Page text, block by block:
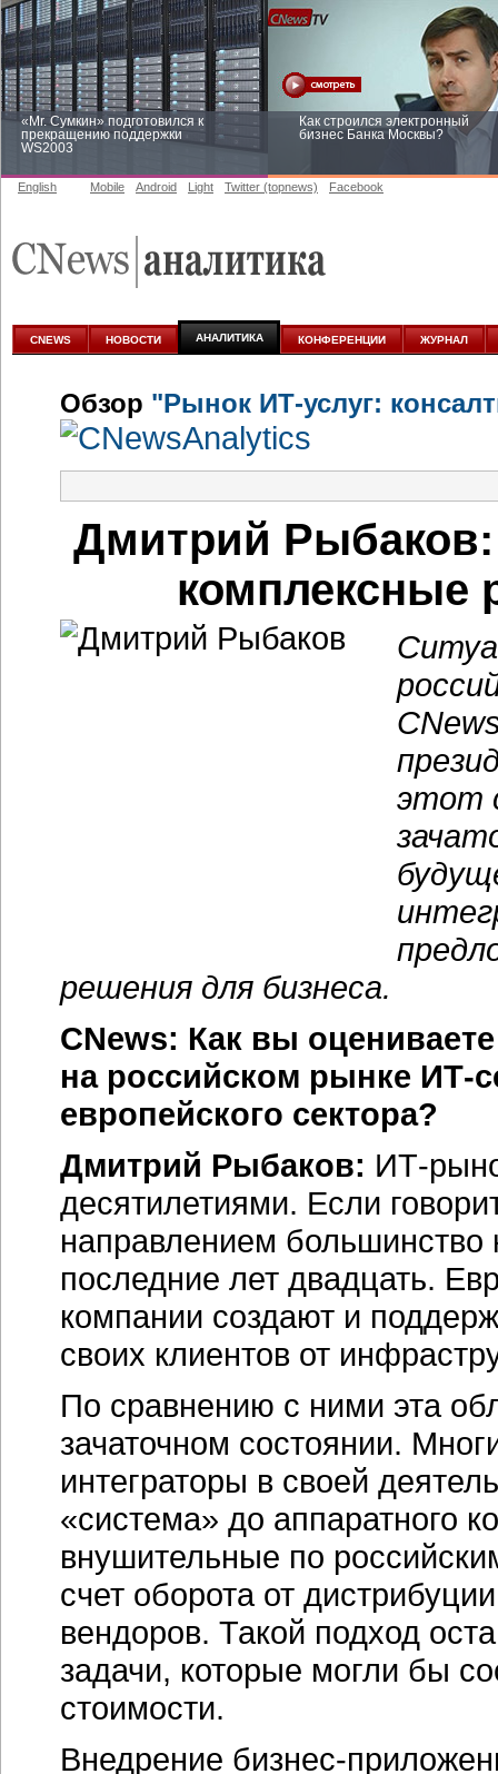
«Mr. Сумкин» подготовился к
прекращению поддержки
WS2003
Как строился электронный
бизнес Банка Москвы?
аналитике
English Mobile Android Light Twitter (topnews) Facebook
CNEWS НОВОСТИ АНАЛИТИКА КОНФЕРЕНЦИИ ЖУРНАЛ
Обзор "Рынок ИТ-услуг:
Дмитрий
комплексные
этот
решения для бизнеса.
CNews: Как вы
на российском рынке ИТ-
европейского сектора?
Дмитрий Рыбаков: ИТ-
десятилетиями. Если
направлением большинство
последние лет двадцать.
компании создают и
своих клиентов от
По сравнению с ними эта
зачаточном состоянии.
интеграторы в своей
«система» до аппаратного
внушительные по
счет оборота от
вендоров. Такой подход
задачи, которые могли бы
стоимости.
Внедрение бизнес-